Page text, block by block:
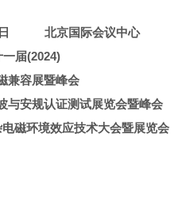
日 北京国际会议中心
一届(2024)
兼容展暨峰会
与安规认证测试展览会暨峰会
磁环境效应技术大会暨展览会